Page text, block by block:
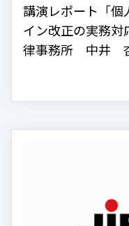
講演レポート「
イン改正の実務
律事務所 中井